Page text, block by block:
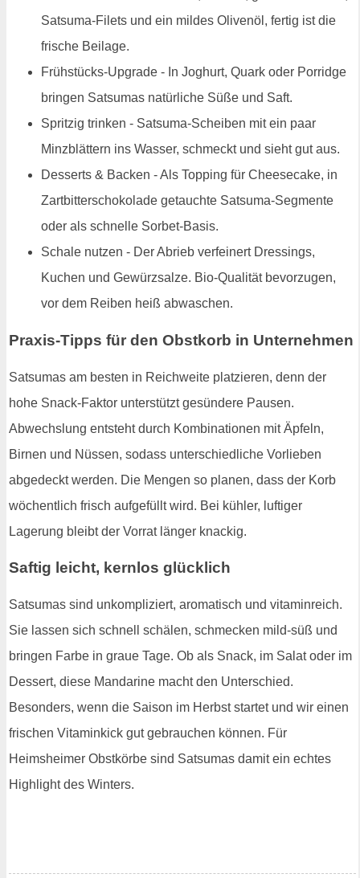
Satsuma-Filets und ein mildes Olivenöl, fertig ist die
frische Beilage.
Frühstücks-Upgrade - In Joghurt, Quark oder Porridge
bringen Satsumas natürliche Süße und Saft.
Spritzig trinken - Satsuma-Scheiben mit ein paar
Minzblättern ins Wasser, schmeckt und sieht gut aus.
Desserts & Backen - Als Topping für Cheesecake, in
Zartbitterschokolade getauchte Satsuma-Segmente
oder als schnelle Sorbet-Basis.
Schale nutzen - Der Abrieb verfeinert Dressings,
Kuchen und Gewürzsalze. Bio-Qualität bevorzugen,
vor dem Reiben heiß abwaschen.
Praxis-Tipps für den Obstkorb in Unternehmen
Satsumas am besten in Reichweite platzieren, denn der
hohe Snack-Faktor unterstützt gesündere Pausen.
Abwechslung entsteht durch Kombinationen mit Äpfeln,
Birnen und Nüssen, sodass unterschiedliche Vorlieben
abgedeckt werden. Die Mengen so planen, dass der Korb
wöchentlich frisch aufgefüllt wird. Bei kühler, luftiger
Lagerung bleibt der Vorrat länger knackig.
Saftig leicht, kernlos glücklich
Satsumas sind unkompliziert, aromatisch und vitaminreich.
Sie lassen sich schnell schälen, schmecken mild-süß und
bringen Farbe in graue Tage. Ob als Snack, im Salat oder im
Dessert, diese Mandarine macht den Unterschied.
Besonders, wenn die Saison im Herbst startet und wir einen
frischen Vitaminkick gut gebrauchen können. Für
Heimsheimer Obstkörbe sind Satsumas damit ein echtes
Highlight des Winters.